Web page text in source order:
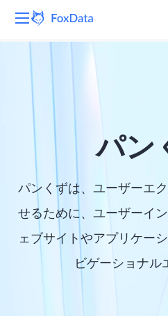
プラットフォーム
ソリューション
リソース
会社
パン
パンくずは、ユーザーエ
せるために、ユーザーイ
ェブサイトやアプリケー
ビゲーショナル